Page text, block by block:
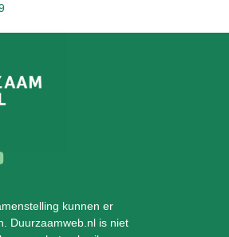
kunnen er
Duurzaamweb.nl is niet